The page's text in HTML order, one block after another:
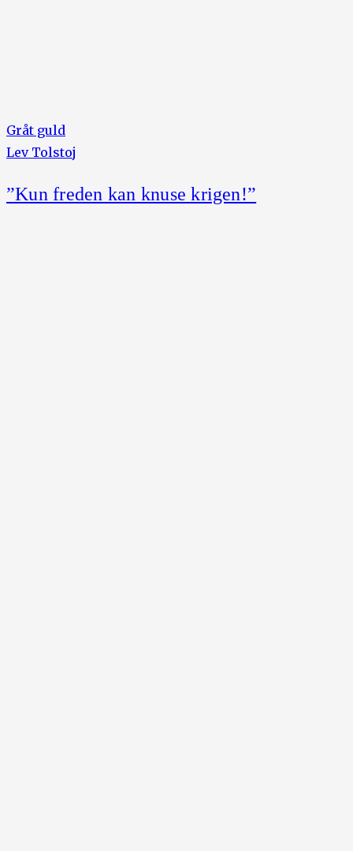
Gråt guld
Lev Tolstoj
”Kun freden kan knuse krigen!”